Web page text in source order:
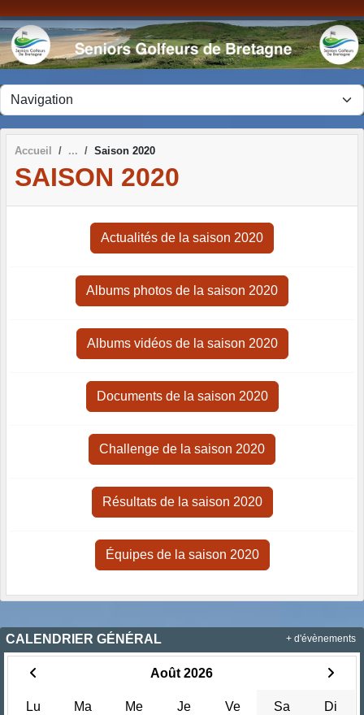
Accueil Saison 2020
SAISON 2020
Actualités de la saison 2020
Albums photos de la saison 2020
Albums vidéos de la saison 2020
Documents de la saison 2020
Challenge de la saison 2020
Résultats de la saison 2020
Équipes de la saison 2020
CALENDRIER GÉNÉRAL
Août 2026
Lu Ma Me Je Ve Sa Di
+ d'évènements